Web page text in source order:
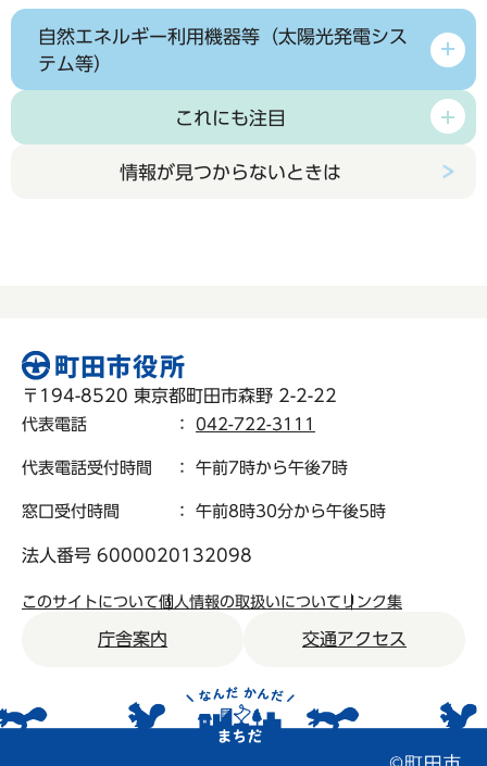
自然エネルギー利用機器等（太陽光発電シス
テム等）
これにも注目
情報が見つからないときは
〒194-8520 東京都町田市森野 2-2-22
代表電話 ： 042-722-3111
代表電話受付時間 ： 午前7時から午後7時
窓口受付時間 ： 午前8時30分から午後5時
法人番号 6000020132098
このサイトについて個人情報の取扱いについて リンク集
庁舎案内 交通アクセス